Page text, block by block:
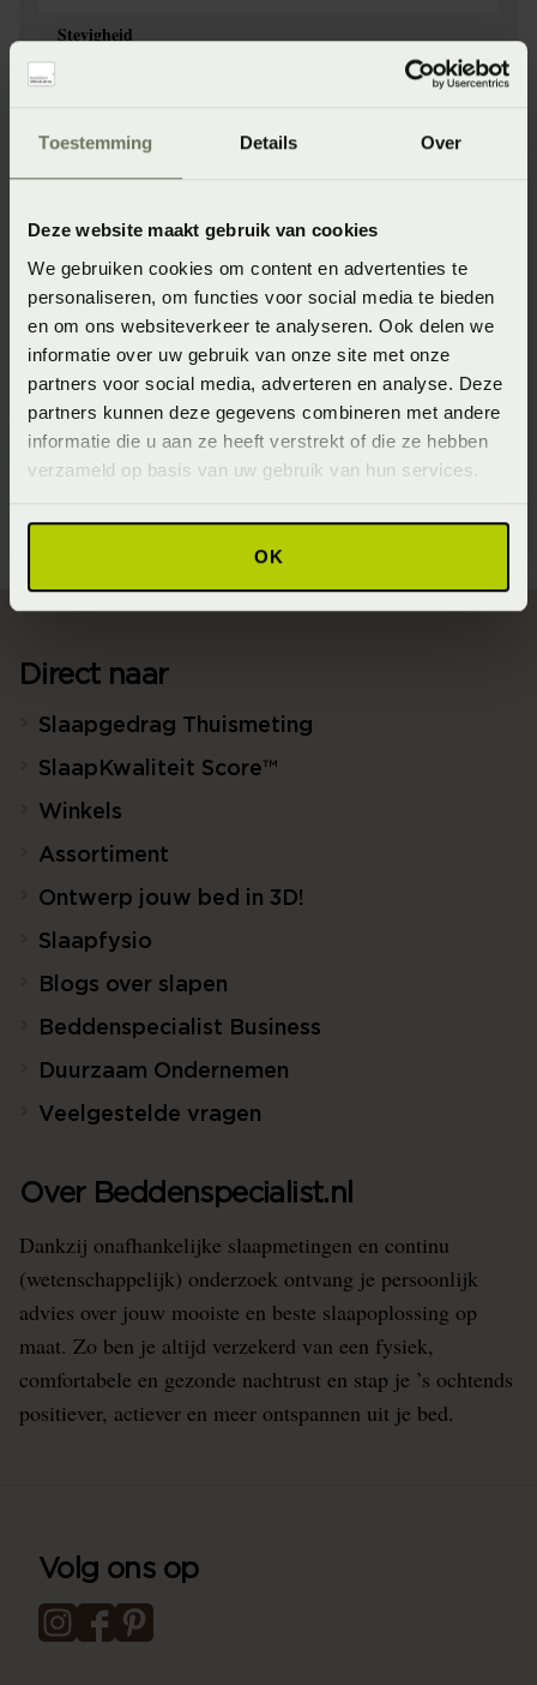
Toestemming Details Over
Deze website maakt gebruik van cookies
We gebruiken cookies om content en advertenties te
personaliseren, om functies voor social media te bieden
en om ons websiteverkeer te analyseren. Ook delen we
informatie over uw gebruik van onze site met onze
partners voor social media, adverteren en analyse. Deze
partners kunnen deze gegevens combineren met andere
informatie die u aan ze heeft verstrekt of die ze hebben
verzameld op basis van uw gebruik van hun services.
OK
Stevigheid
Wasinstructie
Bij voorkeur vakkundig laten reinigen
Verkrijgbaarheid
Onze webshopproducten zijn niet altijd verkrijgbaar in de
winkel. Wil je het product in de winkel bekijken? Informeer
dan eerst naar de beschikbaarheid.
Direct naar
Slaapgedrag Thuismeting
SlaapKwaliteit Score™
Winkels
Assortiment
Ontwerp jouw bed in 3D!
Slaapfysio
Blogs over slapen
Beddenspecialist Business
Duurzaam Ondernemen
Veelgestelde vragen
Over Beddenspecialist.nl
Dankzij onafhankelijke slaapmetingen en continu
(wetenschappelijk) onderzoek ontvang je persoonlijk
advies over jouw mooiste en beste slaapoplossing op
maat. Zo ben je altijd verzekerd van een fysiek,
comfortabele en gezonde nachtrust en stap je ’s ochtends
positiever, actiever en meer ontspannen uit je bed.
Volg ons op